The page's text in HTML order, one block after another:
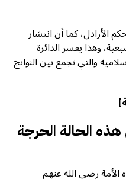
الأراذل، كما أن انتشار
وهذا يفسر الدائرة
والتي تجمع بين النواتج
]
هذه الحالة الحرجة
رضي الله عنهم